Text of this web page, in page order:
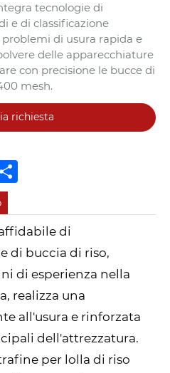
tecnologie di
e di classificazione
di usura rapida e
delle apparecchiature
con precisione le bucce di
mesh.
richiesta
di
di buccia di riso,
di esperienza nella
realizza una
all'usura e rinforzata
dell'attrezzatura.
per lolla di riso